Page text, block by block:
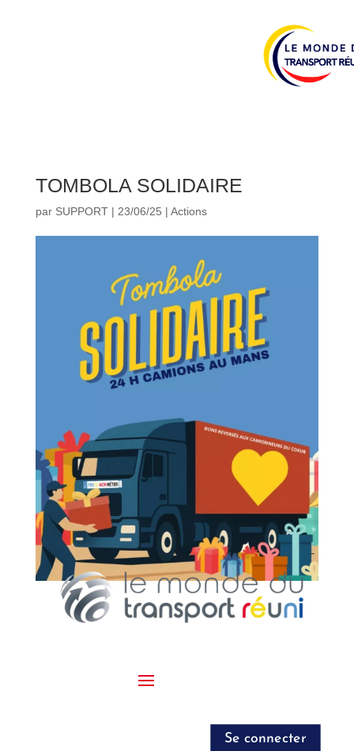
TOMBOLA SOLIDAIRE
par SUPPORT| 23/06/25 | Actions
Se connecter